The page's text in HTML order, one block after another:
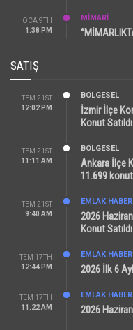
OCA 9TH
1:38 PM
MİMARİ
SATIŞ
TEM 21ST
12:02 PM
BÖLGESEL
İzmir İlçe
Konut Satıldı
TEM 21ST
11:11 AM
BÖLGESEL
Ankara İlçe
11.699 konut
TEM 21ST
9:40 AM
EMLAK
2026
Konut Satıldı
TEM 17TH
12:44 PM
EMLAK
2026 İlk 6
TEM 17TH
11:22 AM
EMLAK
2026